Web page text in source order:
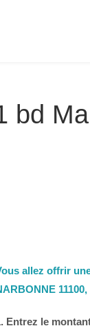
bd
allez offrir
Entrez le